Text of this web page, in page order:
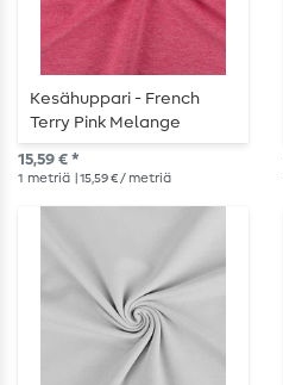
Kesähuppari - French
Terry Pink Melange
15,59 € *
1 metriä | 15,59 € / metriä